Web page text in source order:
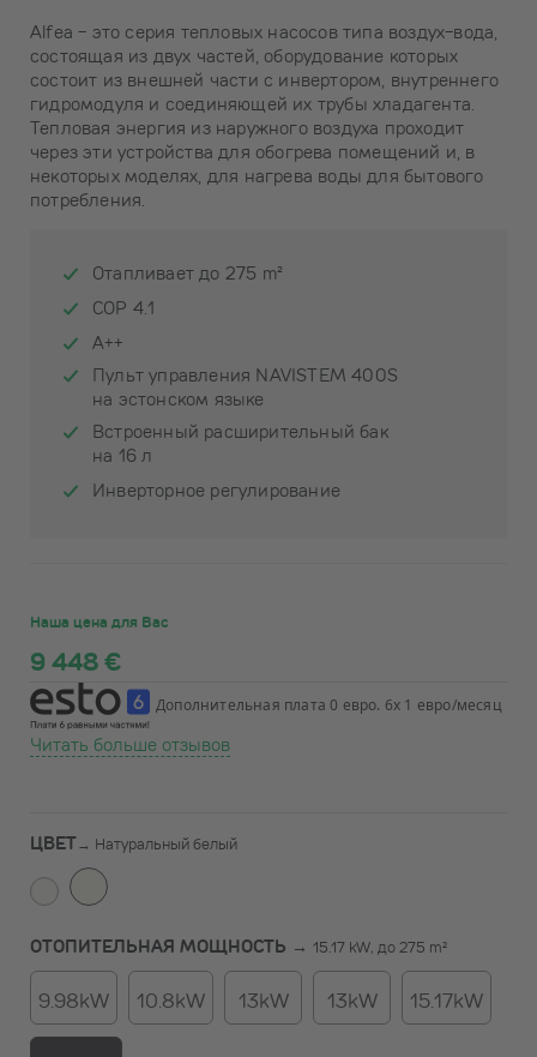
Alfea - это серия тепловых насосов типа воздух-вода,
состоящая из двух частей, оборудование которых
состоит из внешней части с инвертором, внутреннего
гидромодуля и соединяющей их трубы хладагента.
Тепловая энергия из наружного воздуха проходит
через эти устройства для обогрева помещений и, в
некоторых моделях, для нагрева воды для бытового
потребления.
Отапливает до 275 m²
COP 4.1
A++
Пульт управления NAVISTEM 400S
на эстонском языке
Встроенный расширительный бак
на 16 л
Инверторное регулирование
Наша цена для Вас
9 448 €
Дополнительная плата 0 евро. 6x 1 евро/месяц
Читать больше отзывов
ЦВЕТ→ Натуральный белый
ОТОПИТЕЛЬНАЯ МОЩНОСТЬ → 15.17 kW, до 275 m²
9.98kW 10.8kW 13kW 13kW 15.17kW